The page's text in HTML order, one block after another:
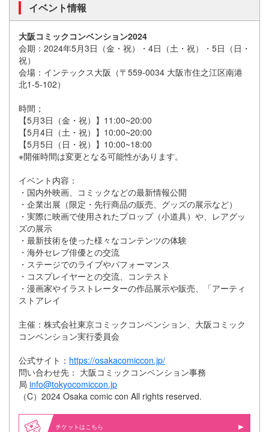
イベント情報
大阪コミックコンベンション2024
会期：2024年5月3日（金・祝）・4日（土・祝）・5日（日・
祝）
会場：インテックス大阪（〒559-0034 大阪市住之江区南港
北1-5-102）
時間；
【5月3日（金・祝）】11:00~20:00
【5月4日（土・祝）】10:00~20:00
【5月5日（日・祝）】10:00~18:00
※開催時間は変更となる可能性があります。
イベント内容：
・国内外映画、コミックなどの最新情報公開
・企業出展（限定・先行商品の販売、グッズの展示など）
・実際に映画で使用されたプロップ（小道具）や、レアグッ
ズの展示
・最新技術を使った様々なコンテンツの体験
・海外セレブ俳優との交流
・ステージでのライブやパフォーマンス
・コスプレイヤーとの交流、コンテスト
・漫画家やイラストレーターの作品展示や販売、「アーティ
ストアレイ
主催：株式会社東京コミックコンベンション、大阪コミック
コンベンション実行委員会
公式サイト： https://osakacomiccon.jp/
問い合わせ先： 大阪コミックコンベンション事務
局 info@tokyocomiccon.jp
（C）2024 Osaka comic con All rights reserved.
はこちら